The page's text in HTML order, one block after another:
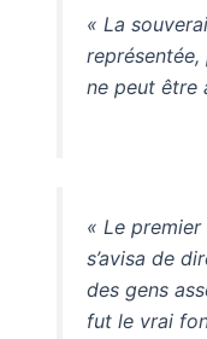
« La
représentée,
ne peut être
« Le
s’avisa de
des gens
fut le vrai